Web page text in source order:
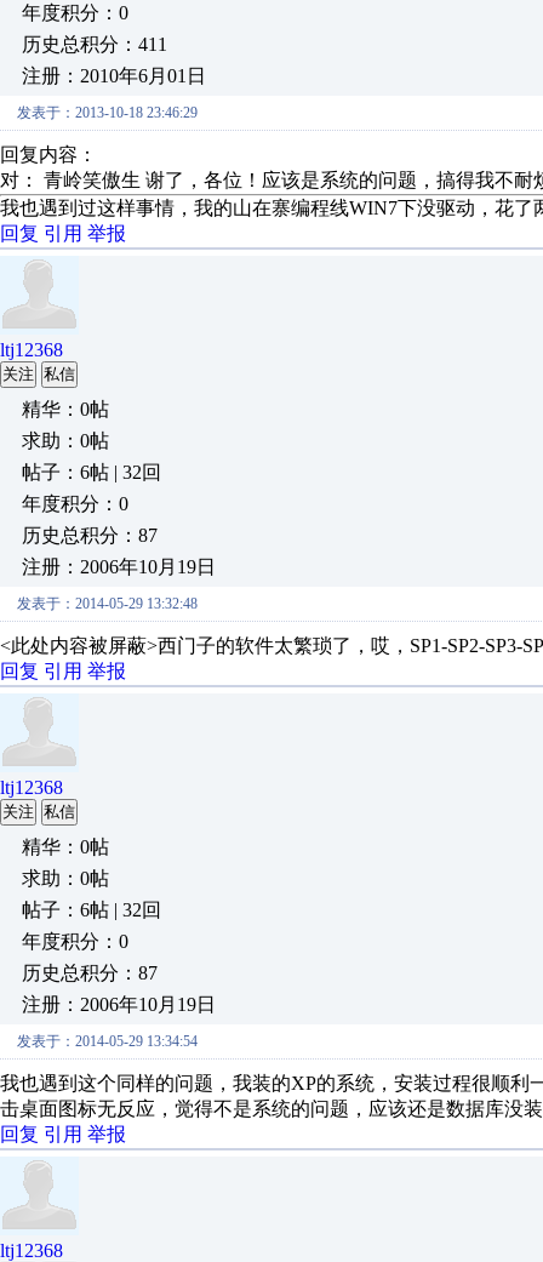
年度积分：0
历史总积分：411
注册：2010年6月01日
发表于：2013-10-18 23:46:29
回复内容：
对： 青岭笑傲生 谢了，各位！应该是系统的问题，搞得我不耐
我也遇到过这样事情，我的山在寨编程线WIN7下没驱动，花了
回复 引用 举报
ltj12368
关注 私信
精华：0帖
求助：0帖
帖子：6帖 | 32回
年度积分：0
历史总积分：87
注册：2006年10月19日
发表于：2014-05-29 13:32:48
<此处内容被屏蔽>西门子的软件太繁琐了，哎，SP1-SP2-SP3-
回复 引用 举报
ltj12368
关注 私信
精华：0帖
求助：0帖
帖子：6帖 | 32回
年度积分：0
历史总积分：87
注册：2006年10月19日
发表于：2014-05-29 13:34:54
我也遇到这个同样的问题，我装的XP的系统，安装过程很顺
击桌面图标无反应，觉得不是系统的问题，应该还是数据库没
回复 引用 举报
ltj12368